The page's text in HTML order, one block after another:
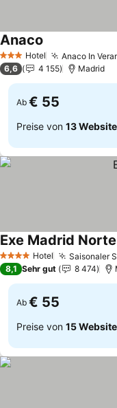
3 SterneHotel Anaco In
Anaco
6,6 4 155 Madrid
Ab € 55
Preise von 13
4 Sterne Hotel Saisonaler
Exe Madrid Norte
8,1 Sehr gut 8 474
Ab € 55
Preise von 15